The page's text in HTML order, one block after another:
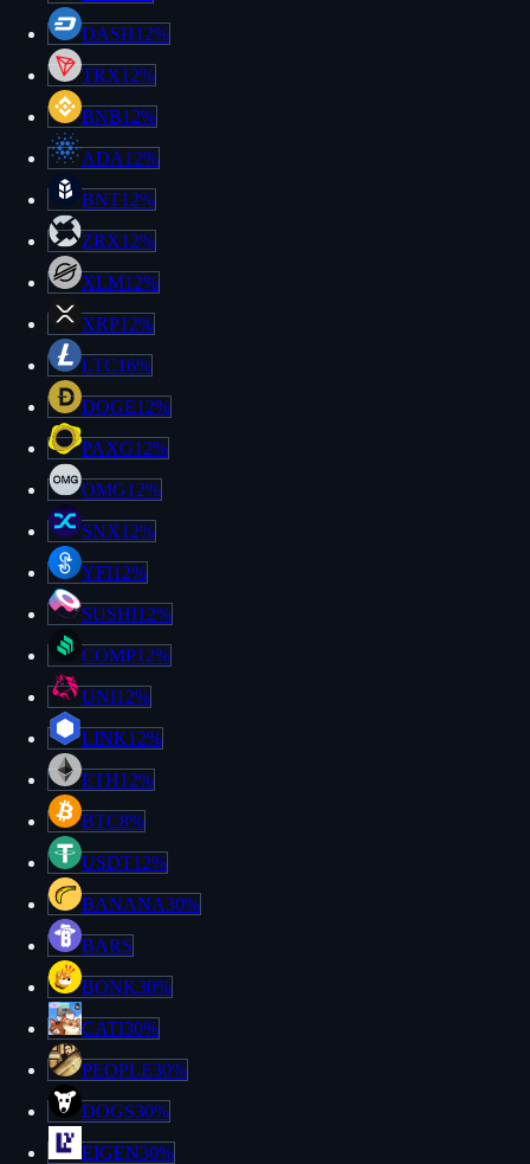
DASH12%
TRX12%
BNB12%
ADA12%
BNT12%
ZRX12%
XLM12%
XRP12%
LTC16%
DOGE12%
PAXG12%
OMG12%
SNX12%
YFI12%
SUSHI12%
COMP12%
UNI12%
LINK12%
ETH12%
BTC8%
USDT12%
BANANA30%
BARS
BONK30%
CATI30%
PEOPLE30%
DOGS30%
EIGEN30%